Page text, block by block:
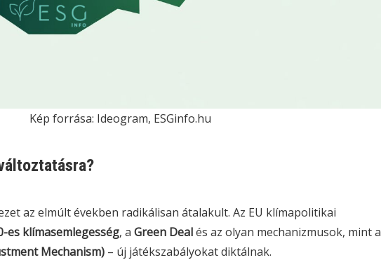
Kép forrása: Ideogram, ESGinfo.hu
az elmúlt években radikálisan átalakult. Az EU klímapolitikai
es klímasemlegesség, a Green Dealés az olyan mechanizmusok, mint a
Mechanism) – új játékszabályokat diktálnak.